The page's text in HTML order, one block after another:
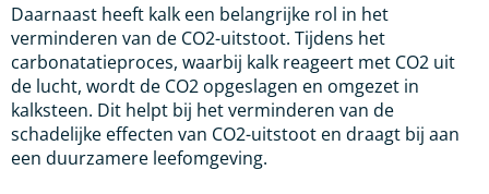
Daarnaast heeft kalk een belangrijke rol in het
verminderen van de CO2-uitstoot. Tijdens het
carbonatatieproces, waarbij kalk reageert met CO2 uit
de lucht, wordt de CO2 opgeslagen en omgezet in
kalksteen. Dit helpt bij het verminderen van de
schadelijke effecten van CO2-uitstoot en draagt bij aan
een duurzamere leefomgeving.